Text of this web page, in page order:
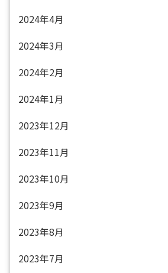
2024年4月
2024年3月
2024年2月
2024年1月
2023年12月
2023年11月
2023年10月
2023年9月
2023年8月
2023年7月